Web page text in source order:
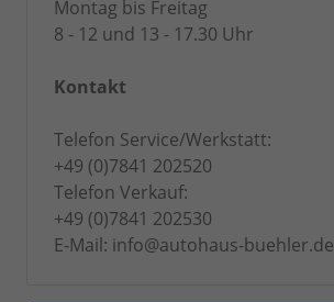
Montag bis Freitag
8 - 12 und 13 - 17.30 Uhr
Kontakt
Telefon Service/Werkstatt:
+49 (0)7841 202520
Telefon Verkauf:
+49 (0)7841 202530
E-Mail: info@autohaus-buehler.de